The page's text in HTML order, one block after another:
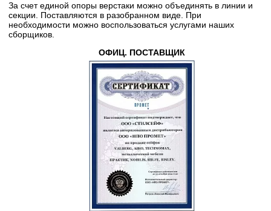
За счет единой опоры верстаки можно объединять в линии и
секции. Поставляются в разобранном виде. При
необходимости можно воспользоваться услугами наших
сборщиков.
ОФИЦ. ПОСТАВЩИК